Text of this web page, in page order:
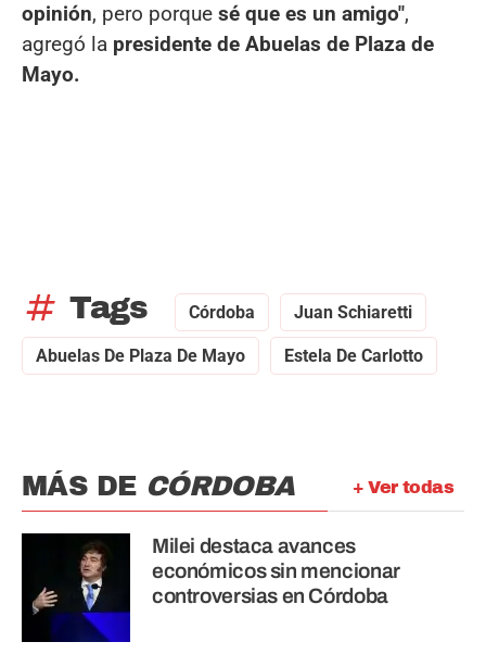
opinión, pero porque sé que es un amigo",
agregó la presidente de Abuelas de Plaza de
Mayo.
tag Tags Córdoba Juan Schiaretti
Abuelas De Plaza De Mayo Estela De Carlotto
+ Ver todas
MÁS DE CÓRDOBA
Milei destaca avances
económicos sin mencionar
controversias en Córdoba